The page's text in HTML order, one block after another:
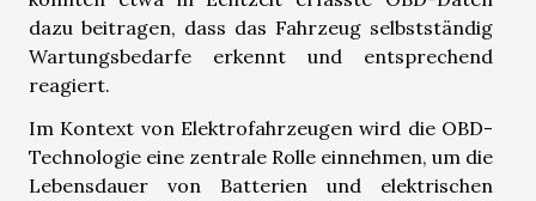
dazu beitragen, dass das Fahrzeug selbstständig
Wartungsbedarfe erkennt und entsprechend
reagiert.
Im Kontext von Elektrofahrzeugen wird die OBD-
Technologie eine zentrale Rolle einnehmen, um die
Lebensdauer von Batterien und elektrischen